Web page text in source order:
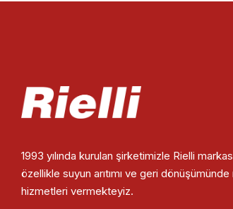
1993 yılında kurulan şirketimizle Rielli
özellikle suyun arıtımı ve geri
hizmetleri vermekteyiz.